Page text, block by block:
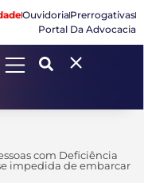
OuvidoriaPrerrogativas
Portal Da Advocacia
com Deficiência
impedida de embarcar